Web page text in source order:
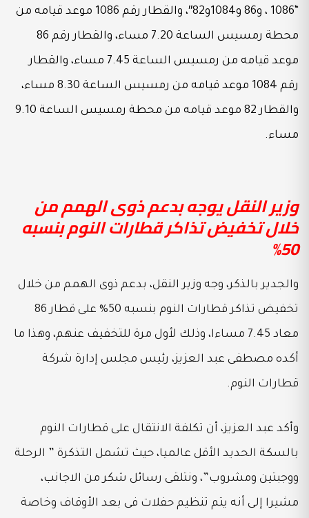
“1086 ، و86 و1084و82″، والقطار رقم 1086 موعد قيامه من
محطة رمسيس الساعة 7.20 مساء، والقطار رقم 86
موعد قيامه من رمسيس الساعة 7.45 مساء، والقطار
رقم 1084 موعد قيامه من رمسيس الساعة 8.30 مساء،
والقطار 82 موعد قيامه من محطة رمسيس الساعة 9.10
مساء.
وزير النقل يوجه بدعم ذوى الهمم من
خلال تخفيض تذاكر قطارات النوم بنسبه
50%
والجدير بالذكر، وجه وزير النقل، بدعم ذوى الهمم من خلال
تخفيض تذاكر قطارات النوم بنسبه 50% على قطار 86
معاد 7.45 مساءا، وذلك لأول مرة للتخفيف عنهم، وهذا ما
أكده مصطفى عبد العزيز، رئيس مجلس إدارة شركة
قطارات النوم.
وأكد عبد العزيز، أن تكلفة الانتقال على قطارات النوم
بالسكة الحديد الأقل عالميا، حيث تشمل التذكرة ” الرحلة
ووجبتين ومشروب”، ونتلقى رسائل شكر من الاجانب،
مشيرا إلى أنه يتم تنظيم حفلات فى بعد الأوقاف وخاصة